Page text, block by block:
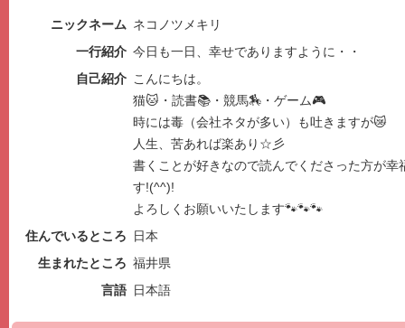
ニックネーム ネコノツメキリ
一行紹介 今日も一日、幸せでありますように・・
自己紹介 こんにちは。
猫🐱・読書📚・競馬🏇・ゲーム🎮
時には毒（会社ネタが多い）も吐きますが😿
人生、苦あれば楽あり☆彡
書くことが好きなので読んでくださった方が
す!(^^)!
よろしくお願いいたします🐾🐾🐾
住んでいるところ
日本
生まれたところ 福井県
言語 日本語